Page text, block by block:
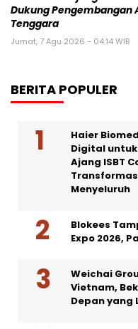
Dukung Pengembangan
Tenggara
Jumat, 7 Agu 2026 - 04:14 WIB
BERITA POPULER
Haier
Digital
Ajang ISBT
Menyeluruh
Blokees
Expo 2026,
Weichai
Vietnam,
Depan yang